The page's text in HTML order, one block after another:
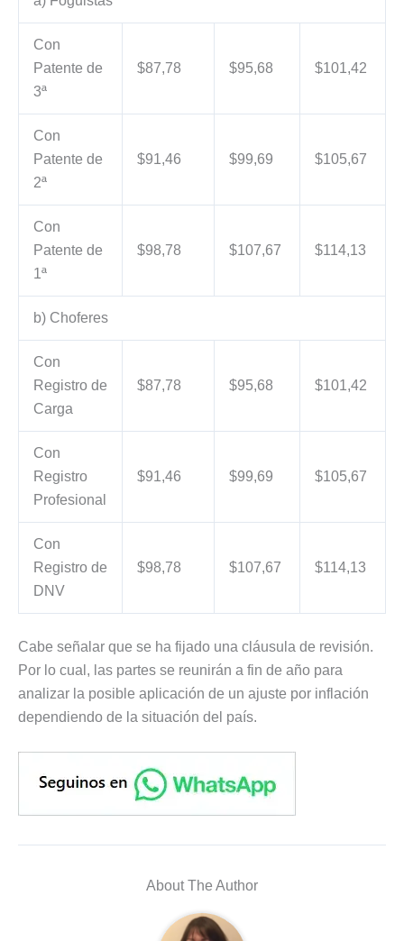
Con
Patente de
3ª
$87,78 $95,68 $101,42
Con
Patente de
2ª
$91,46 $99,69 $105,67
Con
Patente de
1ª
$98,78 $107,67 $114,13
b) Choferes
Con
Registro de
Carga
$87,78 $95,68 $101,42
Con
Registro
Profesional
$91,46 $99,69 $105,67
Con
Registro de
DNV
$98,78 $107,67 $114,13
Cabe señalar que se ha fijado una cláusula de revisión.
Por lo cual, las partes se reunirán a fin de año para
analizar la posible aplicación de un ajuste por inflación
dependiendo de la situación del país.
About The Author